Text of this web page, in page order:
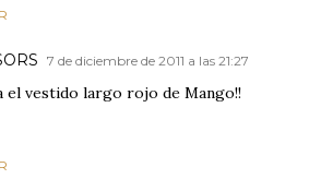
7 de diciembre de 2011 a las 21:27
el vestido largo rojo de Mango!!